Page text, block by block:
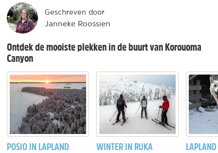
Geschreven door
Janneke Roossien
Ontdek de mooiste plekken in de buurt van Korouoma
Canyon
POSIO IN LAPLAND WINTER IN RUKA LAPLAND